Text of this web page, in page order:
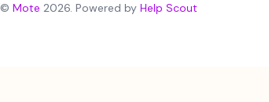
© Mote 2026. Powered by Help Scout